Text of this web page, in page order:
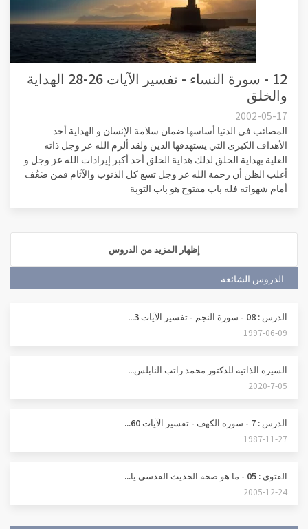
12 - سورة النساء - تفسير الآيات 26-28 الهداية
والخلق
2002-05-17
المصائب في الدنيا أساسها ضمان سلامة الإنسان و الهداية أحد
الأهداف الكبرى التي يستهدفها الدين ولقد ألزم الله عز وجل ذاته
العلية بهداية الخلق لذلك هداية الخلق أحد أكبر إيرادات الله عز وجل و
أغلب الظن أن رحمة الله عز وجل تسع كل الذنوب والآثام فمن ضَعُف
أمام شهواته فله باب مفتوح هو باب التوبة
إظهار المزيد من الدروس
الدروس الشائعة
الدرس : 08 - سورة النجم - تفسير الآيات 3...
1997-06-09
السيرة الذاتية للدكتور محمد راتب النابلس...
2020-7-05
الدرس : 7 - سورة الكهف - تفسير الآيات 60...
1987-11-27
الفتوى : 05 - ما هو صحة الحديث القدسي يا...
2005-12-24